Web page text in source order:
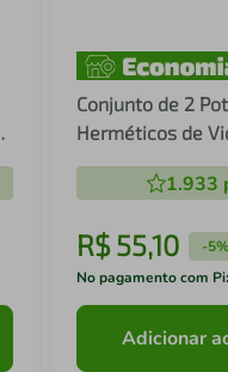
Conjunto de 2
Herméticos de
Wolff
1.933
R$55,10 -5%
No pagamento com
Adicionar